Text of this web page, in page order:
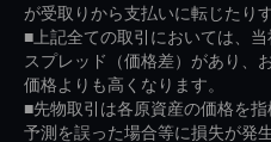
が受取りから支払いに転じたり
■上記全ての取引においては、
スプレッド（価格差）があり、
価格よりも高くなります。
■先物取引は各原資産の価格を
予測を誤った場合等に損失が発